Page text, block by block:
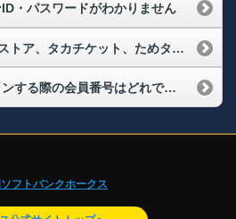
・パスワードがわかりません
HAWKS公式オンラインストア、タカチケット、ためタカ！アプリにログインできなくなりました。再度、会員登録が必要なのでしょうか？
会員マイページにログインする際の会員番号はどれですか？また、パスワードを忘れてしまった場合はどうすればよいですか？（ログインができない）